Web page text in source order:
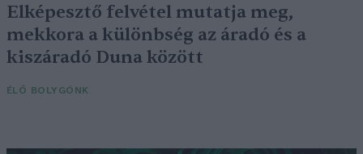
Elképesztő felvétel mutatja meg,
mekkora a különbség az áradó és a
kiszáradó Duna között
ÉLŐ BOLYGÓNK